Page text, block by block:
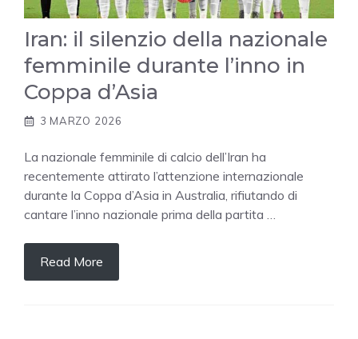
Iran: il silenzio della nazionale
femminile durante l’inno in
Coppa d’Asia
3 MARZO 2026
La nazionale femminile di calcio dell’Iran ha
recentemente attirato l’attenzione internazionale
durante la Coppa d’Asia in Australia, rifiutando di
cantare l’inno nazionale prima della partita …
Read More